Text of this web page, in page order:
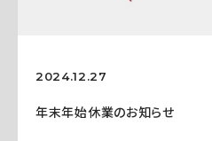
2024.12.27
年末年始休業のお知らせ